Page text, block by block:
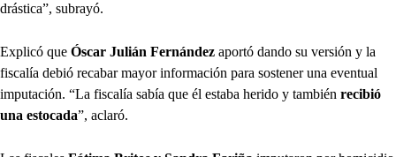
drástica”, subrayó.
Explicó que Óscar Julián Fernández aportó dando su versión y la
fiscalía debió recabar mayor información para sostener una eventual
imputación. “La fiscalía sabía que él estaba herido y también recibió
una estocada”, aclaró.